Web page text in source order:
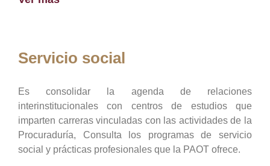
Servicio social
Es consolidar la agenda de relaciones
interinstitucionales con centros de estudios que
imparten carreras vinculadas con las actividades de la
Procuraduría, Consulta los programas de servicio
social y prácticas profesionales que la PAOT ofrece.